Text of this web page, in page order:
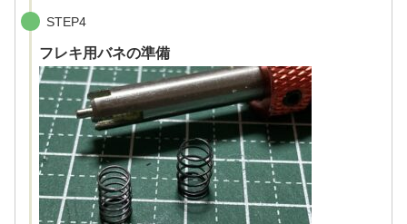
STEP4
フレキ用バネの準備